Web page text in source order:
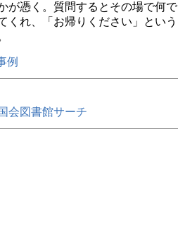
が憑く。質問するとその場で何で
くれ、「お帰りください」という
例
会図書館サーチ